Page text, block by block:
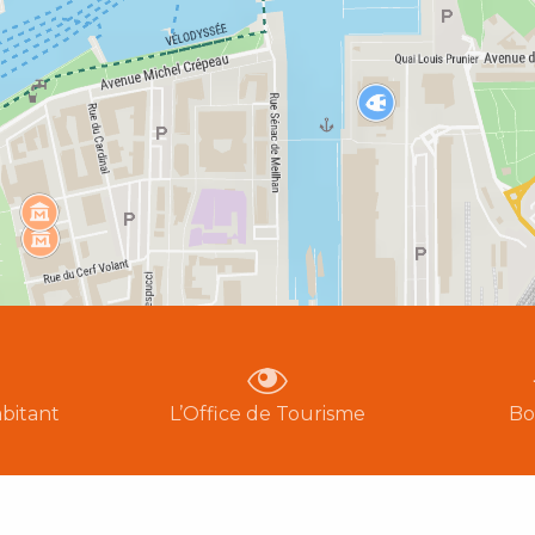
L’Office de Tourisme